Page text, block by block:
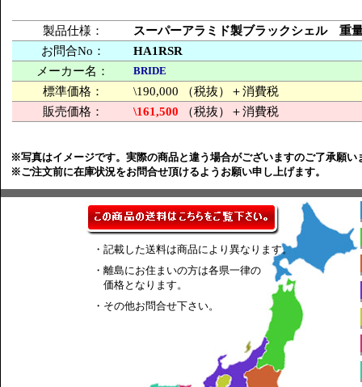
製品仕様：
スーパーアラミド製ブラックシェル
お問合No：
HA1RSR
メーカー名：
BRIDE
標準価格：
\190,000 （税抜）＋消費税
販売価格：
\161,500 （税抜）＋消費税
※写真はイメージです。実際の商品と違う場合がございますのご了承願い
※ご注文前に在庫状況をお問合せ頂けるようお願い申し上げます。
・記載した送料は商品により異なります。
・離島にお住まいの方は各県一律の
価格となります。
・その他お問合せ下さい。